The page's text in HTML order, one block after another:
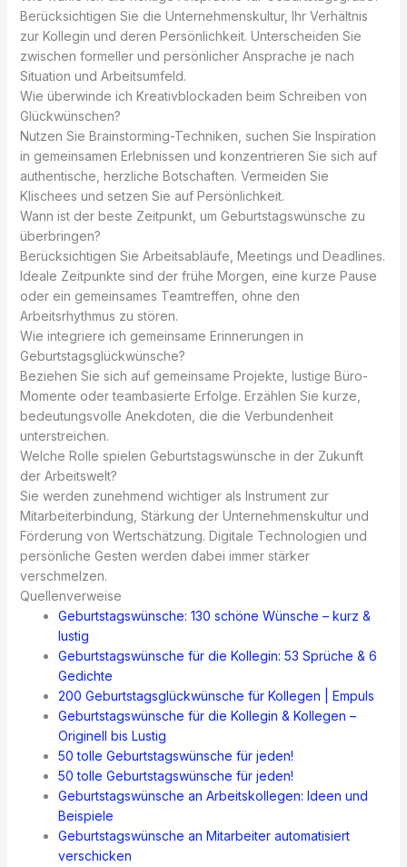
Berücksichtigen Sie die Unternehmenskultur, Ihr Verhältnis
zur Kollegin und deren Persönlichkeit. Unterscheiden Sie
zwischen formeller und persönlicher Ansprache je nach
Situation und Arbeitsumfeld.
Wie überwinde ich Kreativblockaden beim Schreiben von
Glückwünschen?
Nutzen Sie Brainstorming-Techniken, suchen Sie Inspiration
in gemeinsamen Erlebnissen und konzentrieren Sie sich auf
authentische, herzliche Botschaften. Vermeiden Sie
Klischees und setzen Sie auf Persönlichkeit.
Wann ist der beste Zeitpunkt, um Geburtstagswünsche zu
überbringen?
Berücksichtigen Sie Arbeitsabläufe, Meetings und Deadlines.
Ideale Zeitpunkte sind der frühe Morgen, eine kurze Pause
oder ein gemeinsames Teamtreffen, ohne den
Arbeitsrhythmus zu stören.
Wie integriere ich gemeinsame Erinnerungen in
Geburtstagsglückwünsche?
Beziehen Sie sich auf gemeinsame Projekte, lustige Büro-
Momente oder teambasierte Erfolge. Erzählen Sie kurze,
bedeutungsvolle Anekdoten, die die Verbundenheit
unterstreichen.
Welche Rolle spielen Geburtstagswünsche in der Zukunft
der Arbeitswelt?
Sie werden zunehmend wichtiger als Instrument zur
Mitarbeiterbindung, Stärkung der Unternehmenskultur und
Förderung von Wertschätzung. Digitale Technologien und
persönliche Gesten werden dabei immer stärker
verschmelzen.
Quellenverweise
Geburtstagswünsche: 130 schöne Wünsche – kurz &
lustig
Geburtstagswünsche für die Kollegin: 53 Sprüche & 6
Gedichte
200 Geburtstagsglückwünsche für Kollegen | Empuls
Geburtstagswünsche für die Kollegin & Kollegen –
Originell bis Lustig
50 tolle Geburtstagswünsche für jeden!
50 tolle Geburtstagswünsche für jeden!
Geburtstagswünsche an Arbeitskollegen: Ideen und
Beispiele
Geburtstagswünsche an Mitarbeiter automatisiert
verschicken